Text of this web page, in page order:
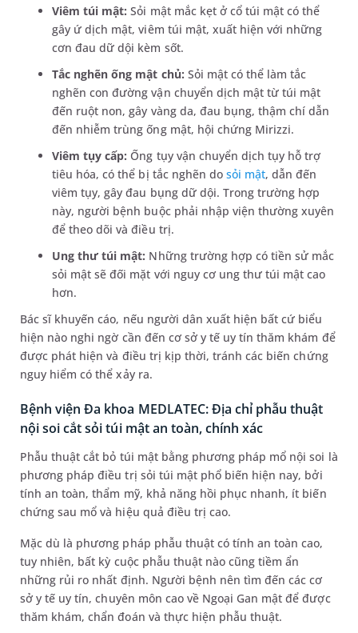
Viêm túi mật: Sỏi mật mắc kẹt ở cổ túi mật có thể
gây ứ dịch mật, viêm túi mật, xuất hiện với những
cơn đau dữ dội kèm sốt.
Tắc nghẽn ống mật chủ: Sỏi mật có thể làm tắc
nghẽn con đường vận chuyển dịch mật từ túi mật
đến ruột non, gây vàng da, đau bụng, thậm chí dẫn
đến nhiễm trùng ống mật, hội chứng Mirizzi.
Viêm tụy cấp: Ống tụy vận chuyển dịch tụy hỗ trợ
tiêu hóa, có thể bị tắc nghẽn do sỏi mật, dẫn đến
viêm tụy, gây đau bụng dữ dội. Trong trường hợp
này, người bệnh buộc phải nhập viện thường xuyên
để theo dõi và điều trị.
Ung thư túi mật: Những trường hợp có tiền sử mắc
sỏi mật sẽ đối mặt với nguy cơ ung thư túi mật cao
hơn.
Bác sĩ khuyến cáo, nếu người dân xuất hiện bất cứ biểu
hiện nào nghi ngờ cần đến cơ sở y tế uy tín thăm khám để
được phát hiện và điều trị kịp thời, tránh các biến chứng
nguy hiểm có thể xảy ra.
Bệnh viện Đa khoa MEDLATEC: Địa chỉ phẫu thuật
nội soi cắt sỏi túi mật an toàn, chính xác
Phẫu thuật cắt bỏ túi mật bằng phương pháp mổ nội soi là
phương pháp điều trị sỏi túi mật phổ biến hiện nay, bởi
tính an toàn, thẩm mỹ, khả năng hồi phục nhanh, ít biến
chứng sau mổ và hiệu quả điều trị cao.
Mặc dù là phương pháp phẫu thuật có tính an toàn cao,
tuy nhiên, bất kỳ cuộc phẫu thuật nào cũng tiềm ẩn
những rủi ro nhất định. Người bệnh nên tìm đến các cơ
sở y tế uy tín, chuyên môn cao về Ngoại Gan mật để được
thăm khám, chẩn đoán và thực hiện phẫu thuật.